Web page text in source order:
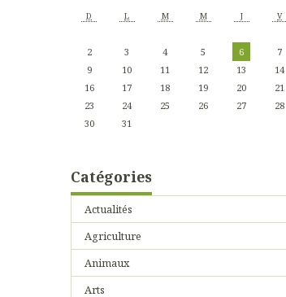
D L M M J V
2
3 4 5 6 7
9
10 11 12 13 14
16
17 18 19 20 21
23
24 25 26 27 28
30
31
Catégories
Actualités
Agriculture
Animaux
Arts